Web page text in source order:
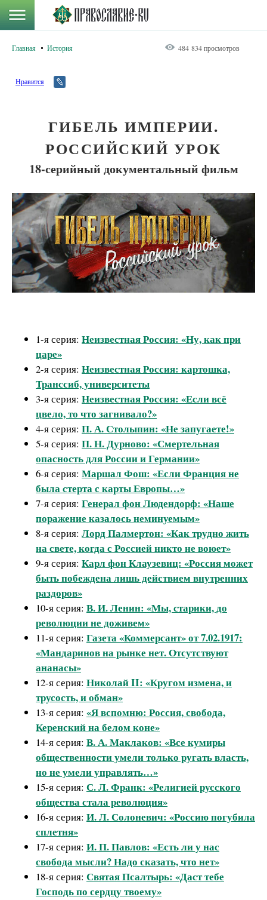
Главная История 484 834 просмотров
Нравится
ГИБЕЛЬ ИМПЕРИИ.
РОССИЙСКИЙ УРОК
18-серийный документальный фильм
1-я серия: Неизвестная Россия: «Ну, как при
царе»
2-я серия: Неизвестная Россия: картошка,
Транссиб, университеты
3-я серия: Неизвестная Россия: «Если всё
цвело, то что загнивало?»
4-я серия: П. А. Столыпин: «Не запугаете!»
5-я серия: П. Н. Дурново: «Смертельная
опасность для России и Германии»
6-я серия: Маршал Фош: «Если Франция не
была стерта с карты Европы…»
7-я серия: Генерал фон Людендорф: «Наше
поражение казалось неминуемым»
8-я серия: Лорд Палмертон: «Как трудно жить
на свете, когда с Россией никто не воюет»
9-я серия: Карл фон Клаузевиц: «Россия может
быть побеждена лишь действием внутренних
раздоров»
10-я серия: В. И. Ленин: «Мы, старики, до
революции не доживем»
11-я серия: Газета «Коммерсант» от 7.02.1917:
«Мандаринов на рынке нет. Отсутствуют
ананасы»
12-я серия: Николай II: «Кругом измена, и
трусость, и обман»
13-я серия: «Я вспомню: Россия, свобода,
Керенский на белом коне»
14-я серия: В. А. Маклаков: «Все кумиры
общественности умели только ругать власть,
но не умели управлять…»
15-я серия: С. Л. Франк: «Религией русского
общества стала революция»
16-я серия: И. Л. Солоневич: «Россию погубила
сплетня»
17-я серия: И. П. Павлов: «Есть ли у нас
свобода мысли? Надо сказать, что нет»
18-я серия: Святая Псалтырь: «Даст тебе
Господь по сердцу твоему»